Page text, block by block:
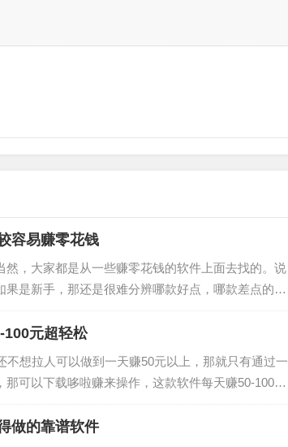
容易赚零花钱
，大家都是从一些赚零花钱的软件上面去找的。说
是新手，那还是很难分辨哪款好点，哪款差点的。
火，又很赚钱的软件，这款软件…
100元超轻松
想拉人可以做到一天赚50元以上，那就只有通过一
可以下载哆啦赚来操作，这款软件每天赚50-100元
做的靠谱软件